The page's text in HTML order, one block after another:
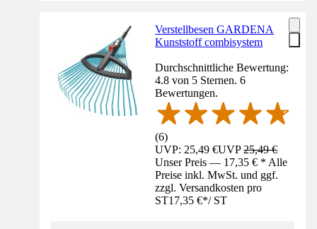
Verstellbesen GARDENA
Kunststoff combisystem
Durchschnittliche Bewertung:
4.8 von 5 Sternen. 6
Bewertungen.
(6)
UVP: 25,49 €UVP25,49 €
Unser Preis — 17,35 € * Alle
Preise inkl. MwSt. und ggf.
zzgl. Versandkosten pro
ST17,35 €*/ ST